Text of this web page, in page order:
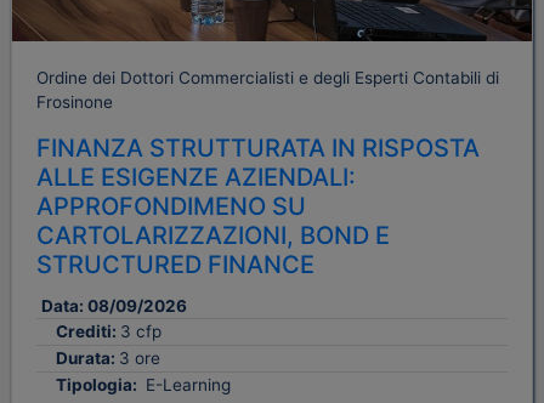
Ordine dei Dottori Commercialisti e degli Esperti Contabili di
Frosinone
FINANZA STRUTTURATA IN RISPOSTA
ALLE ESIGENZE AZIENDALI:
APPROFONDIMENO SU
CARTOLARIZZAZIONI, BOND E
STRUCTURED FINANCE
Data: 08/09/2026
Crediti: 3 cfp
Durata: 3 ore
Tipologia: E-Learning